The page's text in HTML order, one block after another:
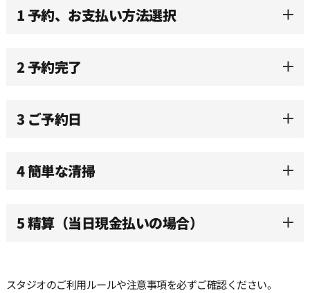
1 予約、お支払い方法選択
2 予約完了
3 ご予約日
4 簡単な清掃
5 精算（当日現金払いの場合）
スタジオのご利用ルールや注意事項を必ずご確認ください。